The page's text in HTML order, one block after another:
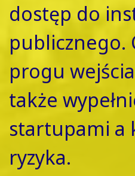
dostęp do
publicznego.
progu
także
startupami a
ryzyka.